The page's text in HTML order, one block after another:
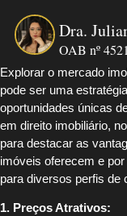
Dra.
OAB nº
Explorar o mercado
pode ser uma
oportunidades únicas
em direito imobiliário,
para destacar as
imóveis oferecem e
para diversos perfis de
1. Preços Atrativos: